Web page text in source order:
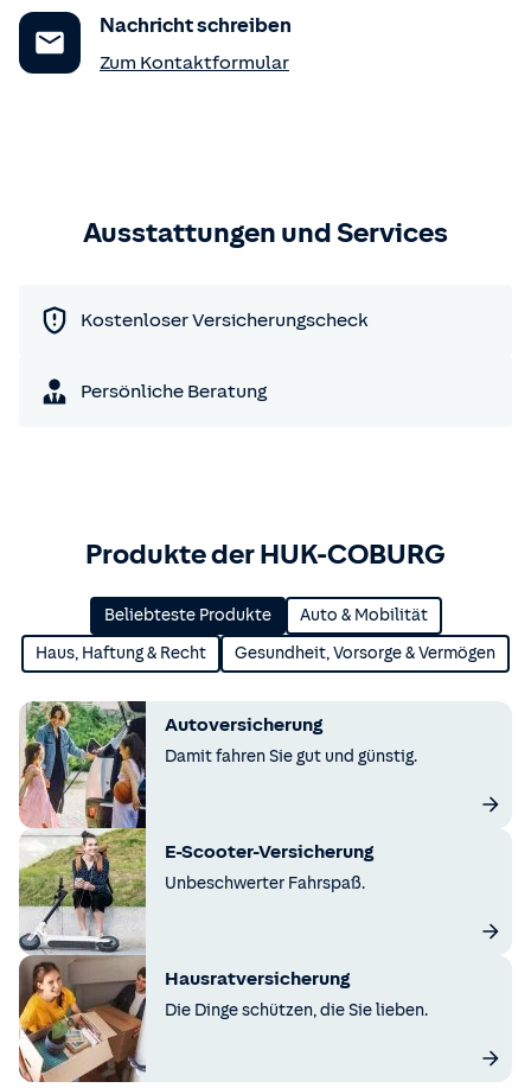
Nachricht schreiben
Zum Kontaktformular
Ausstattungen und Services
Kostenloser Versicherungscheck
Persönliche Beratung
Produkte der HUK-COBURG
Beliebteste Produkte Auto & Mobilität
Haus, Haftung & Recht Gesundheit, Vorsorge & Vermögen
Autoversicherung
Damit fahren Sie gut und günstig.
E-Scooter-Versicherung
Unbeschwerter Fahrspaß.
Hausratversicherung
Die Dinge schützen, die Sie lieben.